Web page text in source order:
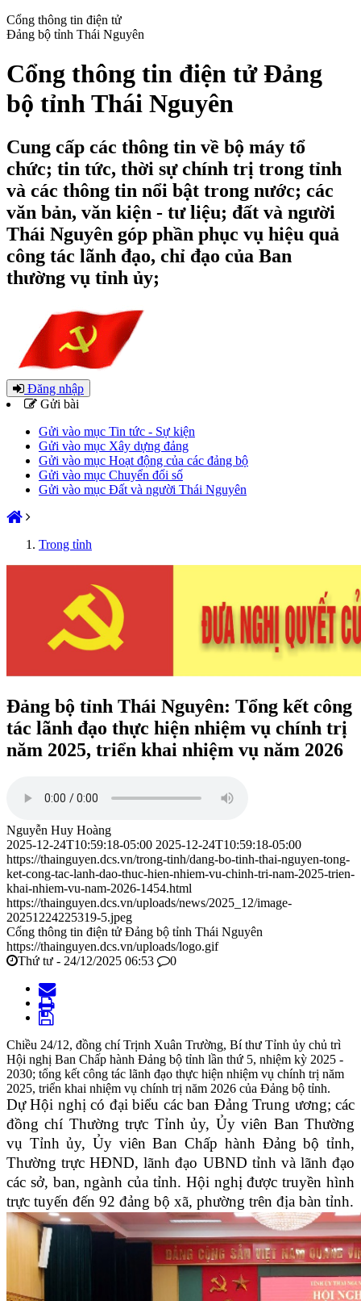
Cổng thông tin điện tử
Đảng bộ tỉnh Thái Nguyên
Cổng thông tin điện tử Đảng
bộ tỉnh Thái Nguyên
Cung cấp các thông tin về bộ máy tổ
chức; tin tức, thời sự chính trị trong tỉnh
và các thông tin nổi bật trong nước; các
văn bản, văn kiện - tư liệu; đất và người
Thái Nguyên góp phần phục vụ hiệu quả
công tác lãnh đạo, chỉ đạo của Ban
thường vụ tỉnh ủy;
Đăng nhập
Gửi bài
Gửi vào mục Tin tức - Sự kiện
Gửi vào mục Xây dựng đảng
Gửi vào mục Hoạt động của các đảng bộ
Gửi vào mục Chuyển đổi số
Gửi vào mục Đất và người Thái Nguyên
Trong tỉnh
Đảng bộ tỉnh Thái Nguyên: Tổng kết công
tác lãnh đạo thực hiện nhiệm vụ chính trị
năm 2025, triển khai nhiệm vụ năm 2026
Nguyễn Huy Hoàng
2025-12-24T10:59:18-05:00 2025-12-24T10:59:18-05:00
https://thainguyen.dcs.vn/trong-tinh/dang-bo-tinh-thai-nguyen-tong-
ket-cong-tac-lanh-dao-thuc-hien-nhiem-vu-chinh-tri-nam-2025-trien-
khai-nhiem-vu-nam-2026-1454.html
https://thainguyen.dcs.vn/uploads/news/2025_12/image-
20251224225319-5.jpeg
Cổng thông tin điện tử Đảng bộ tỉnh Thái Nguyên
https://thainguyen.dcs.vn/uploads/logo.gif
Thứ tư - 24/12/2025 06:53
0
Chiều 24/12, đồng chí Trịnh Xuân Trường, Bí thư Tỉnh ủy chủ trì
Hội nghị Ban Chấp hành Đảng bộ tỉnh lần thứ 5, nhiệm kỳ 2025 -
2030; tổng kết công tác lãnh đạo thực hiện nhiệm vụ chính trị năm
2025, triển khai nhiệm vụ chính trị năm 2026 của Đảng bộ tỉnh.
Dự Hội nghị có đại biểu các ban Đảng Trung ương; các
đồng chí Thường trực Tỉnh ủy, Ủy viên Ban Thường
vụ Tỉnh ủy, Ủy viên Ban Chấp hành Đảng bộ tỉnh,
Thường trực HĐND, lãnh đạo UBND tỉnh và lãnh đạo
các sở, ban, ngành của tỉnh. Hội nghị được truyền hình
trực tuyến đến 92 đảng bộ xã, phường trên địa bàn tỉnh.